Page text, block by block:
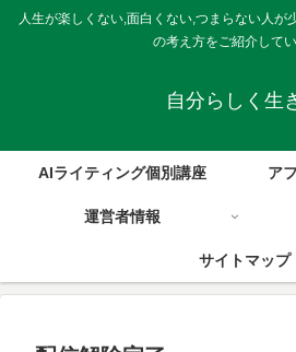
人生が楽しくない,面白くない,つまらない人が
の考え方をご紹介してい
自分らしく生
AIライティング個別講座 ア
運営者情報
サイトマップ